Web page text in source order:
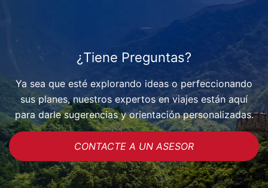
¿Tiene Preguntas?
Ya sea que esté explorando ideas o perfeccionando
sus planes, nuestros expertos en viajes están aquí
para darle sugerencias y orientación personalizadas.
CONTACTE A UN ASESOR